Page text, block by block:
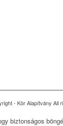
- Kör Alapítvány All
biztonságos